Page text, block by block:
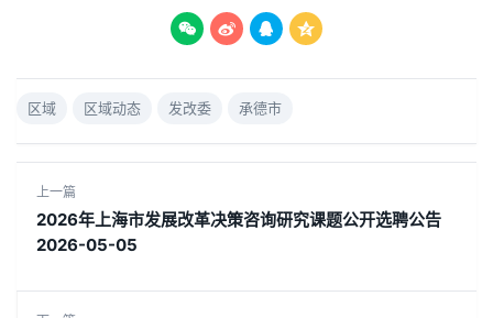
   
区域 区域动态 发改委 承德市
上一篇
2026年上海市发展改革决策咨询研究课题公开选聘公告
2026-05-05